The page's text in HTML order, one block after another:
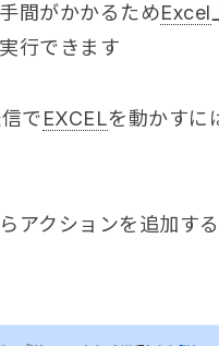
間がかかるためExcel
行できます
でEXCELを動かすに
アクションを追加す